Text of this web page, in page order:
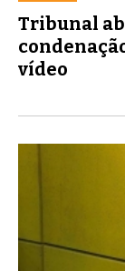
Tribunal
vídeo